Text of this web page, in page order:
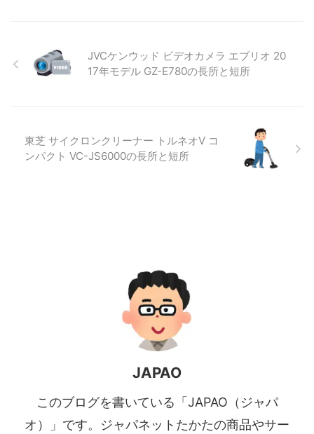
JVCケンウッド ビデオカメラ エブリオ 20
17年モデル GZ-E780の長所と短所
東芝 サイクロンクリーナー トルネオV コ
ンパクト VC-JS6000の長所と短所
JAPAO
このブログを書いている「JAPAO（ジャパ
オ）」です。ジャパネットたかたの商品やサー